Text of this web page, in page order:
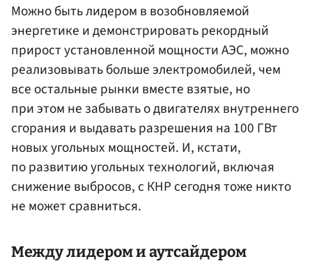
Можно быть лидером в возобновляемой
энергетике и демонстрировать рекордный
прирост установленной мощности АЭС, можно
реализовывать больше электромобилей, чем
все остальные рынки вместе взятые, но
при этом не забывать о двигателях внутреннего
сгорания и выдавать разрешения на 100 ГВт
новых угольных мощностей. И, кстати,
по развитию угольных технологий, включая
снижение выбросов, с КНР сегодня тоже никто
не может сравниться.
Между лидером и аутсайдером